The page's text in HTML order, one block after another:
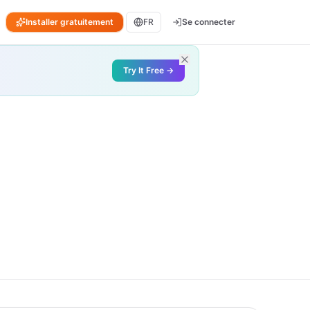
Installer gratuitement FR Se connecter
Try It Free →